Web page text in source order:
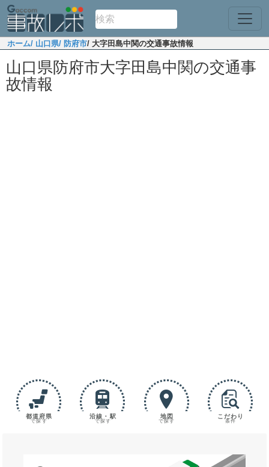
ホーム/ 山口県/ 防府市/ 大字田島中関の交通事故情報
山口県防府市大字田島中関の交通事
故情報
都道府県
で探す
沿線・駅
で探す
地図
で探す
こだわり
条件